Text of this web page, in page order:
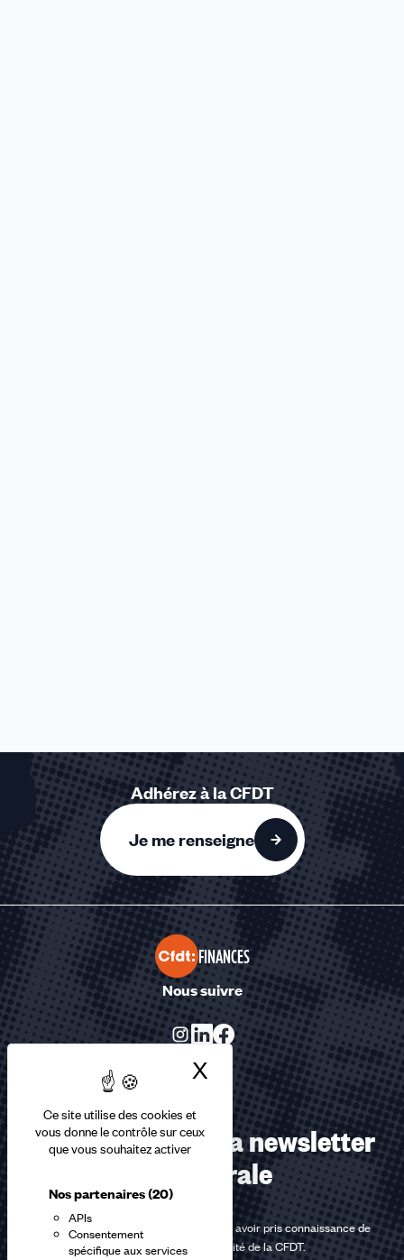
Ce site utilise des cookies et
vous donne le contrôle sur ceux
que vous souhaitez activer
Nos partenaires(20)
APIs
Consentement
spécifique aux services
X Masquer le
Adhérez à la CFDT
Je me renseigne
FINANCES
Nous suivre
Abonnez-vous à la newsletter
confédérale
En m'inscrivant à la newsletter, j'affirme avoir pris connaissance de
lapolitique de confidentialité de la CFDT.